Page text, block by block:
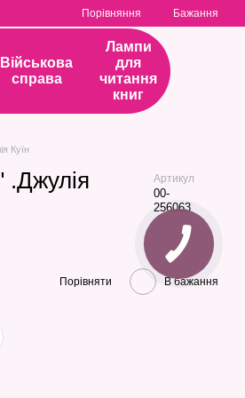
Порівняння Бажання
Військова
справа
Лампи
для
читання
книг
Куїн
.Джулія
Артикул
00-
256063
Порівняти В бажання